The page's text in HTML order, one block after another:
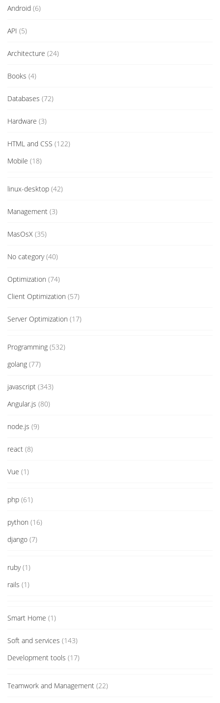
Android (6)
API (5)
Architecture (24)
Books (4)
Databases (72)
Hardware (3)
HTML and CSS (122)
Mobile (18)
linux-desktop (42)
Management (3)
MasOsX (35)
No category(40)
Optimization (74)
Client Optimization (57)
Server Optimization (17)
Programming (532)
golang (77)
javascript (343)
Angular.js (80)
node.js (9)
react (8)
Vue (1)
php (61)
python (16)
django (7)
ruby(1)
rails (1)
Smart Home (1)
Soft and services (143)
Development tools (17)
Teamwork and Management (22)